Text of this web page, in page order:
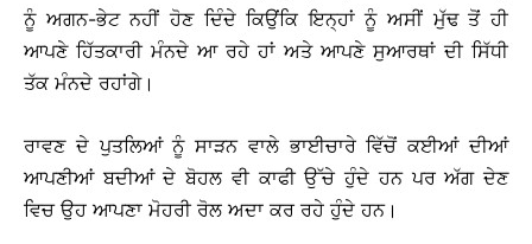
ਨੂੰ ਅਗਨ-ਭੇਟ ਨਹੀਂ ਹੋਣ ਦਿੰਦੇ ਕਿਉਂਕਿ ਇਨ੍ਹਾਂ ਨੂੰ ਅਸੀਂ ਮੁੱਢ ਤੋਂ ਹੀ
ਆਪਣੇ ਹਿੱਤਕਾਰੀ ਮੰਨਦੇ ਆ ਰਹੇ ਹਾਂ ਅਤੇ ਆਪਣੇ ਸੁਆਰਥਾਂ ਦੀ ਸਿੱਧੀ
ਤੱਕ ਮੰਨਦੇ ਰਹਾਂਗੇ।
ਰਾਵਣ ਦੇ ਪੁਤਲਿਆਂ ਨੂੰ ਸਾੜਨ ਵਾਲੇ ਭਾਈਚਾਰੇ ਵਿੱਚੋਂ ਕਈਆਂ ਦੀਆਂ
ਆਪਣੀਆਂ ਬਦੀਆਂ ਦੇ ਬੋਹਲ ਵੀ ਕਾਫੀ ਉੱਚੇ ਹੁੰਦੇ ਹਨ ਪਰ ਅੱਗ ਦੇਣ
ਵਿਚ ਉਹ ਆਪਣਾ ਮੋਹਰੀ ਰੋਲ ਅਦਾ ਕਰ ਰਹੇ ਹੁੰਦੇ ਹਨ।